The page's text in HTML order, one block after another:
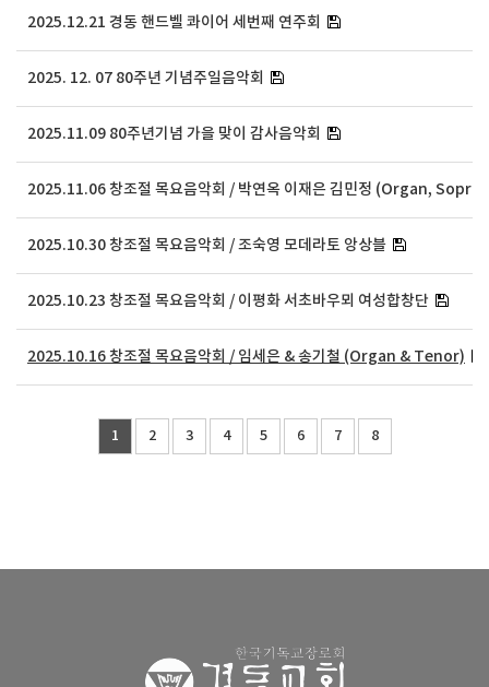
2025.12.21 경동 핸드벨 콰이어 세번째 연주회
2025. 12. 07 80주년 기념주일음악회
2025.11.09 80주년기념 가을 맞이 감사음악회
2025.11.06 창조절 목요음악회 / 박연옥 이재은 김민정 (Organ,
2025.10.30 창조절 목요음악회 / 조숙영 모데라토 앙상블
2025.10.23 창조절 목요음악회 / 이평화 서초바우뫼 여성합창단
2025.10.16 창조절 목요음악회 / 임세은 & 송기철 (Organ & Tenor)
1 2 3 4 5 6 7 8